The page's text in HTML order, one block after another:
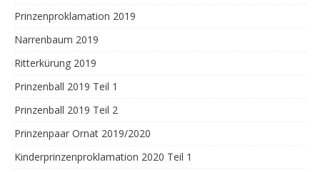
Prinzenproklamation 2019
Narrenbaum 2019
Ritterkürung 2019
Prinzenball 2019 Teil 1
Prinzenball 2019 Teil 2
Prinzenpaar Ornat 2019/2020
Kinderprinzenproklamation 2020 Teil 1